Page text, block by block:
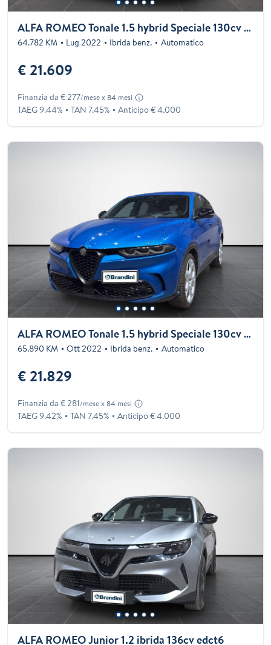
ALFA ROMEO Tonale 1.5 hybrid Speciale 130cv ddct7
64.782 KM Lug 2022 Ibrida benz. Automatico
€ 21.609
Finanzia da € 277/mese x 84 mesi
TAEG 9.44% TAN 7.45% Anticipo € 4.000
ALFA ROMEO Tonale 1.5 hybrid Speciale 130cv ddct7
65.890 KM Ott 2022 Ibrida benz. Automatico
€ 21.829
Finanzia da € 281/mese x 84 mesi
TAEG 9.42% TAN 7.45% Anticipo € 4.000
ALFA ROMEO Junior 1.2 ibrida 136cv edct6